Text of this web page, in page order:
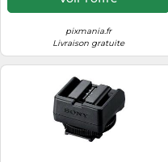
pixmania.fr
Livraison gratuite